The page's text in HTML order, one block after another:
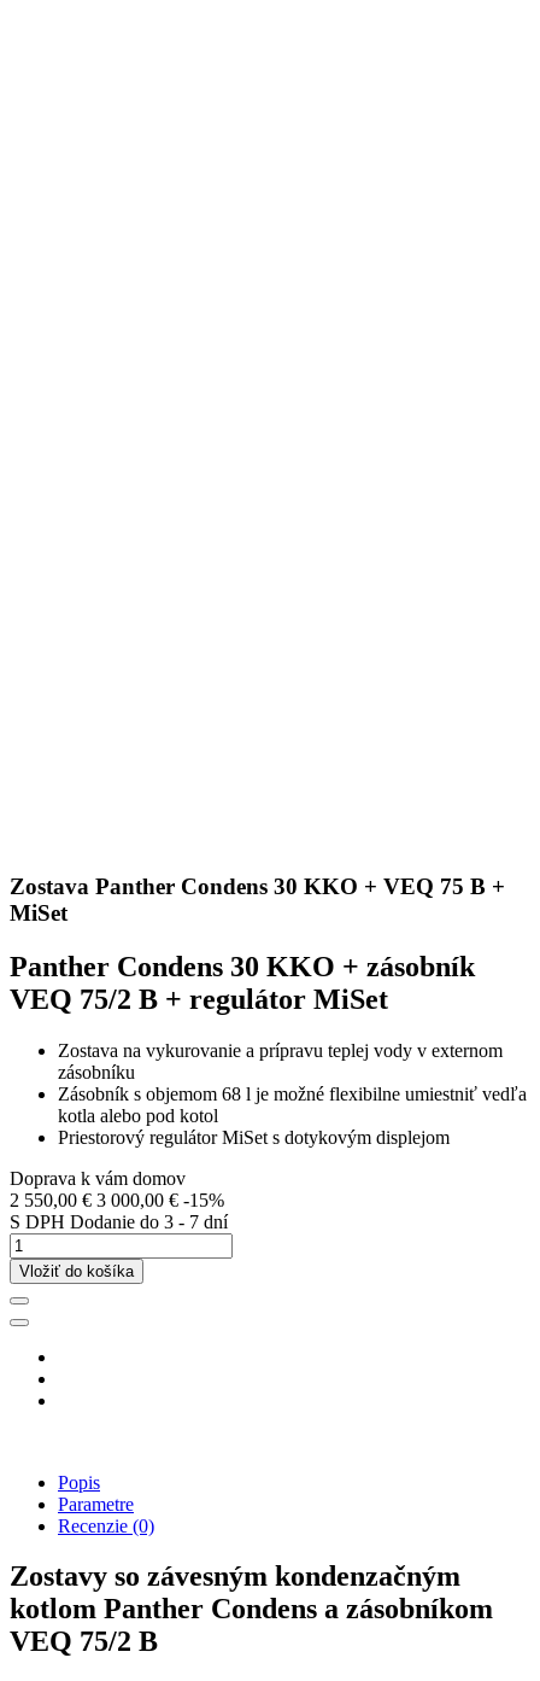
Zostava Panther Condens 30 KKO + VEQ 75 B +
MiSet
Panther Condens 30 KKO + zásobník
VEQ 75/2 B + regulátor MiSet
Zostava na vykurovanie a prípravu teplej vody v externom
zásobníku
Zásobník s objemom 68 l je možné flexibilne umiestniť vedľa
kotla alebo pod kotol
Priestorový regulátor MiSet s dotykovým displejom
Doprava k vám domov
2 550,00 € 3 000,00 € -15%
S DPH Dodanie do 3 - 7 dní
Vložiť do košíka
Popis
Parametre
Recenzie (0)
Zostavy so závesným kondenzačným
kotlom Panther Condens a zásobníkom
VEQ 75/2 B